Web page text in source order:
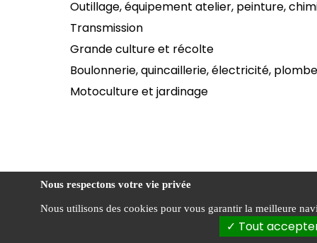
Outillage, équipement atelier, peinture,
Transmission
Grande culture et récolte
Boulonnerie, quincaillerie, électricité,
Motoculture et jardinage
FOURNIAL ©
vente
Nous respectons votre vie privée
Nous utilisons des cookies pour vous garantir la meilleure
Tout